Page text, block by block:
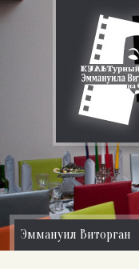
Эммануил Виторган